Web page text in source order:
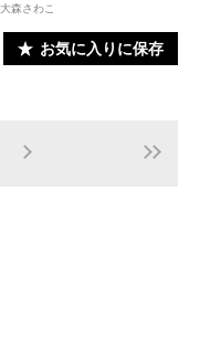
大森さわこ
お気に入りに保存